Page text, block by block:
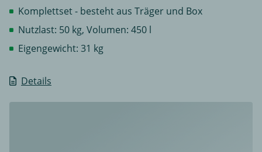
Details
Komplettset - besteht aus Träger und Box
Nutzlast: 50 kg, Volumen: 450 l
Eigengewicht: 31 kg